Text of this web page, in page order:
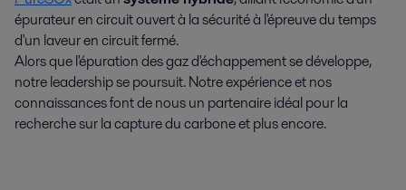
épurateur en circuit ouvert à la sécurité à l'épreuve du temps
d'un laveur en circuit fermé.
Alors que l'épuration des gaz d'échappement se développe,
notre leadership se poursuit. Notre expérience et nos
connaissances font de nous un partenaire idéal pour la
recherche sur la capture du carbone et plus encore.